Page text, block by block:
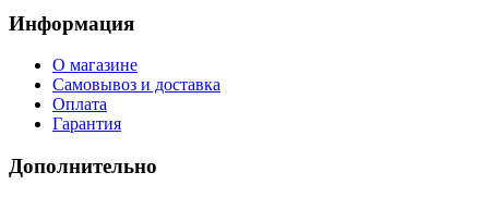
Информация
О магазине
Самовывоз и доставка
Оплата
Гарантия
Дополнительно